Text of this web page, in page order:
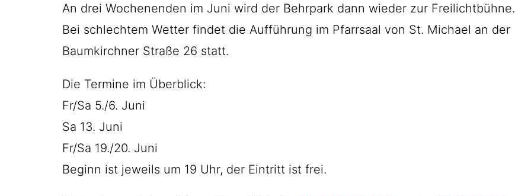
An drei Wochenenden im Juni wird der Behrpark dann wieder zur Freilichtbühne.
Bei schlechtem Wetter findet die Aufführung im Pfarrsaal von St. Michael an der
Baumkirchner Straße 26 statt.
Die Termine im Überblick:
Fr/Sa 5./6. Juni
Sa 13. Juni
Fr/Sa 19./20. Juni
Beginn ist jeweils um 19 Uhr, der Eintritt ist frei.